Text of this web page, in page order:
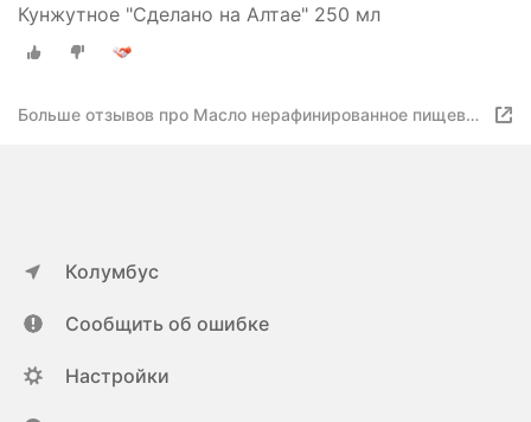
Кунжутное "Сделано на Алтае" 250 мл
Больше отзывов про Масло нерафинированное пищевое
Колумбус
Сообщить об ошибке
Настройки